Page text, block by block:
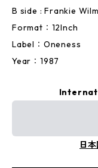
B side : Frankie
Format：12Inch
Label：Oneness
Year：1987
日